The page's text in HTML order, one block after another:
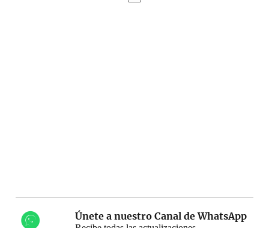
Únete a nuestro Canal de WhatsApp